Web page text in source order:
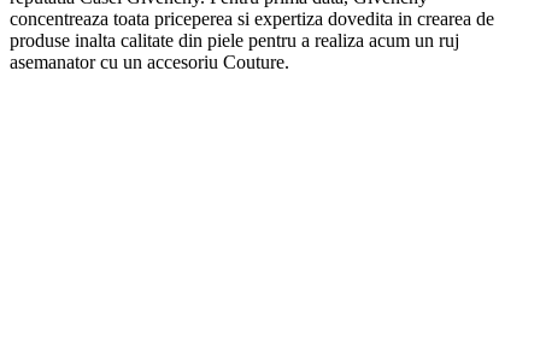
concentreaza toata priceperea si expertiza dovedita in crearea de
produse inalta calitate din piele pentru a realiza acum un ruj
asemanator cu un accesoriu Couture.